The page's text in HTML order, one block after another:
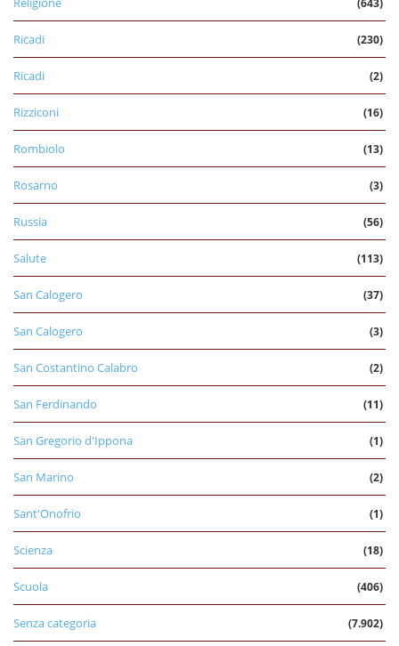
(643)
Ricadi (230)
Ricadi (2)
Rizziconi (16)
Rombiolo (13)
Rosarno (3)
Russia (56)
Salute (113)
San Calogero (37)
San Calogero (3)
San Costantino Calabro (2)
San Ferdinando (11)
San Gregorio d'Ippona (1)
San Marino (2)
Sant'Onofrio (1)
Scienza (18)
Scuola (406)
Senza categoria (7.902)